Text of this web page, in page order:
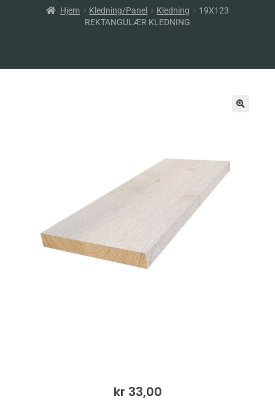
Hjem Kledning/Panel Kledning
19X123
REKTANGULÆR KLEDNING
kr 33,00